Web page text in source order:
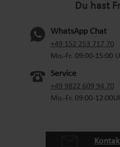
Du hast
WhatsApp Chat
+49 152 253 717 70
Mo.-Fr. 09:00-15:00
Service
+49 9822 609 94 70
Mo.-Fr. 09:00-